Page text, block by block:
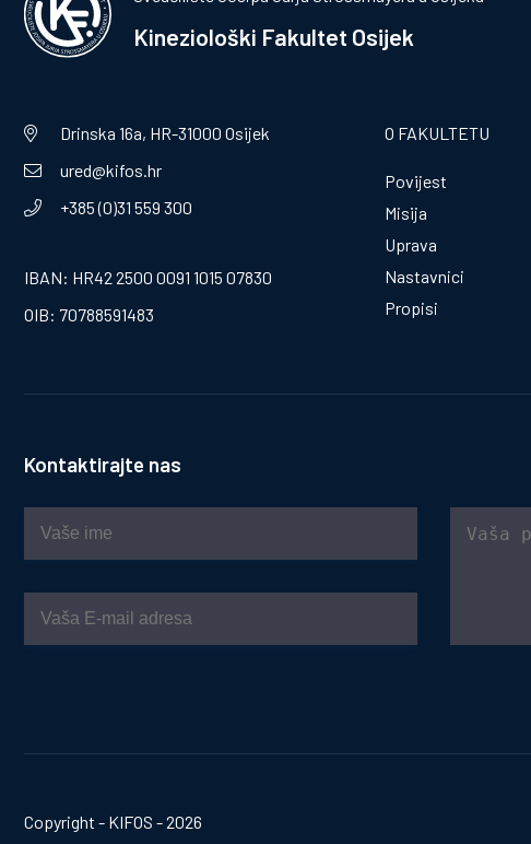
Kineziološki Fakultet Osijek
Drinska 16a, HR-31000 Osijek
ured@kifos.hr
+385 (0)31 559 300
IBAN: HR42 2500 0091 1015 07830
OIB: 70788591483
O FAKULTETU
Povijest
Misija
Uprava
Nastavnici
Propisi
Kontaktirajte nas
Copyright - KIFOS - 2026